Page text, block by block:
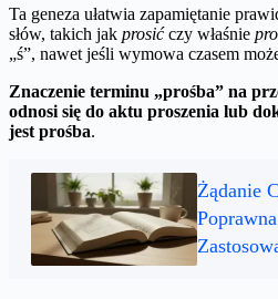
Ta geneza ułatwia zapamiętanie
słów, takich jak prosićczy właśnie
„ś”, nawet jeśli wymowa czasem
Znaczenie terminu „prośba” na
odnosi się do aktu proszenia lub
jest prośba.
Żądanie